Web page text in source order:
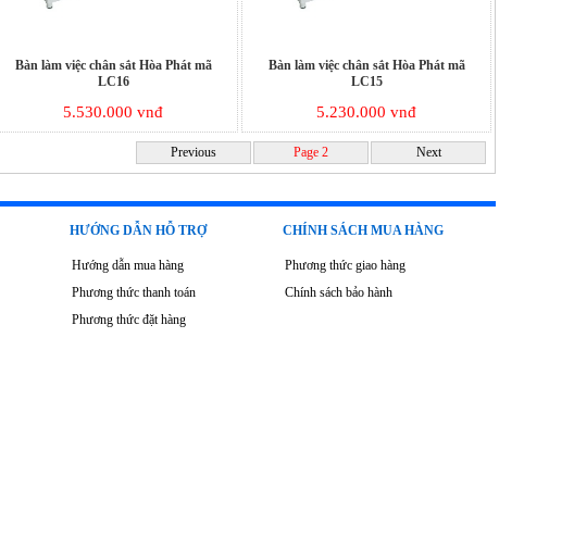
Bàn làm việc chân sắt Hòa Phát mã
LC16
5.530.000 vnđ
Bàn làm việc chân sắt Hòa Phát mã
LC15
5.230.000 vnđ
Previous Page 2 Next
HƯỚNG DẪN HỖ TRỢ
Hướng dẫn mua hàng
Phương thức thanh toán
Phương thức đặt hàng
CHÍNH SÁCH MUA HÀNG
Phương thức giao hàng
Chính sách bảo hành